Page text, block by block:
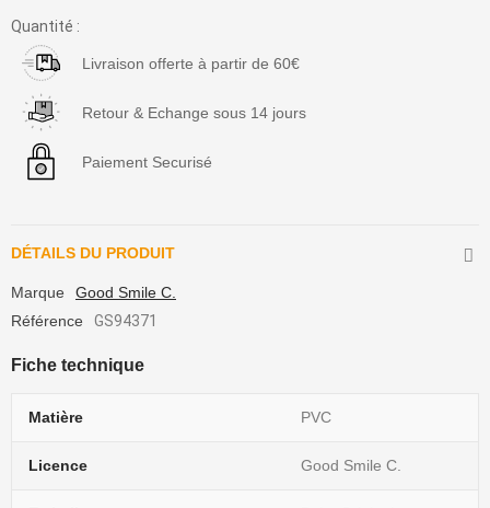
Quantité :
Livraison offerte à partir de 60€
Retour & Echange sous 14 jours
Paiement Securisé
DÉTAILS DU PRODUIT
Marque
Good Smile C.
Référence
GS94371
Fiche technique
Matière PVC
Licence Good Smile C.